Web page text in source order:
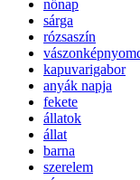
nőnap
sárga
rózsaszín
kapuvarigabor
anyák napja
fekete
állatok
állat
barna
szerelem